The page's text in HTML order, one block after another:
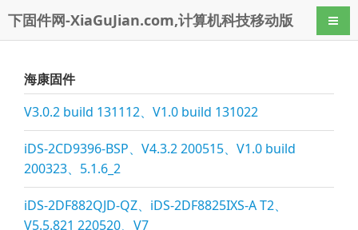
下固件网-XiaGuJian.com,计算机科技移动版 导航
海康固件
V3.0.2 build 131112、V1.0 build 131022
iDS-2CD9396-BSP、V4.3.2 200515、V1.0 build
200323、5.1.6_2
iDS-2DF882QJD-QZ、iDS-2DF8825IXS-A T2、
V5.5.821 220520、V7